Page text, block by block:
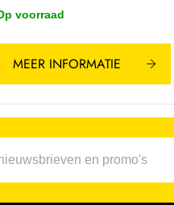
voorraad
MEER INFORMATIE